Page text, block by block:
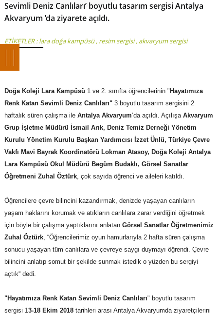
Sevimli Deniz Canlıları’ boyutlu tasarım sergisi Antalya
Akvaryum ’da ziyarete açıldı.
ETİKETLER :lara doğa kampüsü, resim sergisi, akvaryum sergisi
Doğa Koleji Lara Kampüsü 1 ve 2. sınıfta öğrencilerinin " Hayatımıza
Renk Katan Sevimli Deniz Canlıları"3 boyutlu tasarım sergisini 2
haftalık süren çalışma ile Antalya Akvaryum’da açıldı. Açılışa Akvaryum
Grup İşletme Müdürü İsmail Arık, Deniz Temiz Derneği Yönetim
Kurulu Yönetim Kurulu Başkan Yardımcısı İzzet Ünlü, Türkiye Çevre
Vakfı Mavi Bayrak Koordinatörü Lokman Atasoy, Doğa Koleji Antalya
Lara Kampüsü Okul Müdürü Begüm Budaklı, Görsel Sanatlar
Öğretmeni Zuhal Öztürk, çok sayıda öğrenci ve aileleri katıldı.
Öğrencilere çevre bilincini kazandırmak, denizde yaşayan canlıların
yaşam haklarını korumak ve atıkların canlılara zarar verdiğini öğretmek
için böyle bir çalışma yaptıklarını anlatan Görsel Sanatlar Öğretmenimiz
Zuhal Öztürk, “Öğrencilerimiz oyun hamurlarıyla 2 hafta süren çalışma
sonucu yaşayan tüm canlılara ve çevreye saygı duymayı öğrendi. Çevre
bilincini anlatıp somut bir şekilde sunmak istedik o yüzden bu sergiyi
açtık“ dedi.
"Hayatımıza Renk Katan Sevimli Deniz Canlıları" boyutlu tasarım
sergisi 13-18 Ekim 2018tarihleri arası Antalya Akvaryumda ziyaretçilerini